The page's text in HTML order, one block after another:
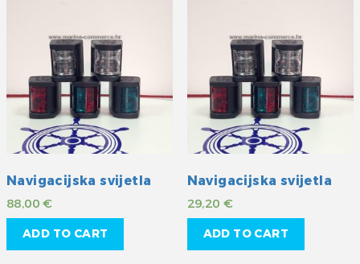
Navigacijska svijetla
88,00€
ADD TO CART
Navigacijska svijetla
29,20€
ADD TO CART